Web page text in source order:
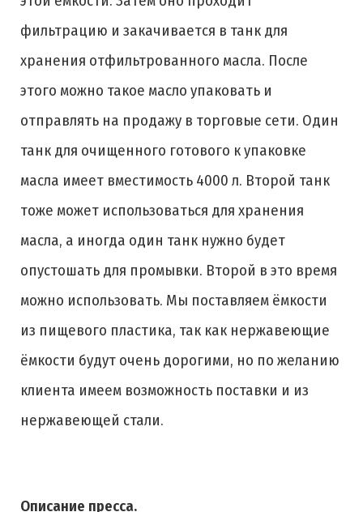
фильтрацию и закачивается в танк для
хранения отфильтрованного масла. После
этого можно такое масло упаковать и
отправлять на продажу в торговые сети. Один
танк для очищенного готового к упаковке
масла имеет вместимость 4000 л. Второй танк
тоже может использоваться для хранения
масла, а иногда один танк нужно будет
опустошать для промывки. Второй в это время
можно использовать. Мы поставляем ёмкости
из пищевого пластика, так как нержавеющие
ёмкости будут очень дорогими, но по желанию
клиента имеем возможность поставки и из
нержавеющей стали.
Описание пресса.